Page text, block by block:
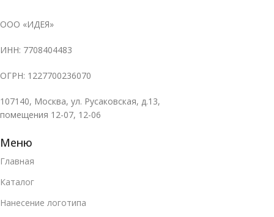
ООО «ИДЕЯ»
ИНН: 7708404483
ОГРН: 1227700236070
107140, Москва, ул. Русаковская, д.13,
помещения 12-07, 12-06
Меню
Главная
Каталог
Нанесение логотипа